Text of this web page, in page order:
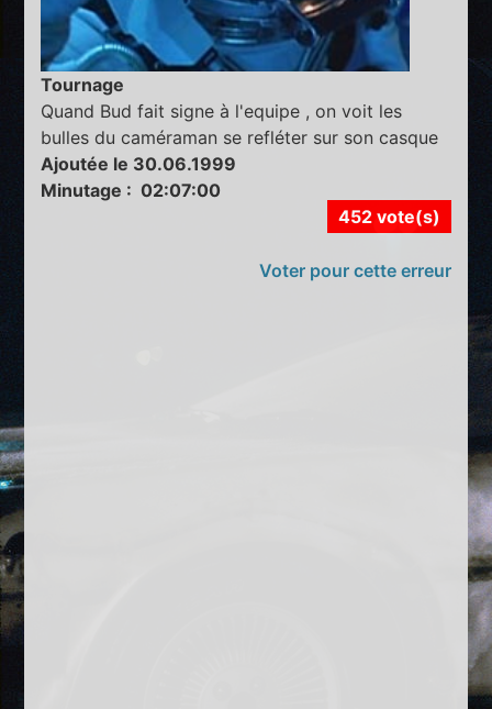
Tournage
Quand Bud fait signe à l'equipe , on voit les
bulles du caméraman se refléter sur son casque
Ajoutée le 30.06.1999
Minutage : 02:07:00
452 vote(s)
Voter pour cette erreur